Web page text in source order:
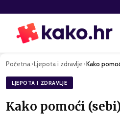
Početna›Ljepota i zdravlje ›Kako
LJEPOTA I ZDRAVLJE
Kako pomoći